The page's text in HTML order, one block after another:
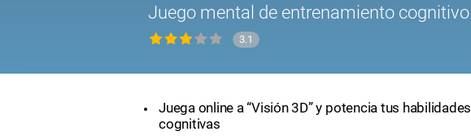
Juego mental de entrenamiento cognitivo
3.1
Juega online a “Visión 3D” y potencia tus habilidades
cognitivas